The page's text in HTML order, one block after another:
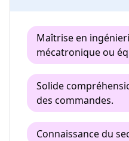
Maîtrise en
mécatronique ou
Solide
des commandes.
Connaissance du